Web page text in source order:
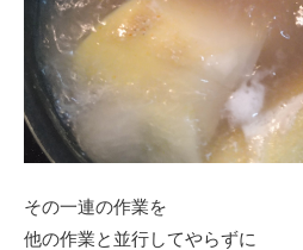
その一連の作業を
他の作業と並行してやらずに